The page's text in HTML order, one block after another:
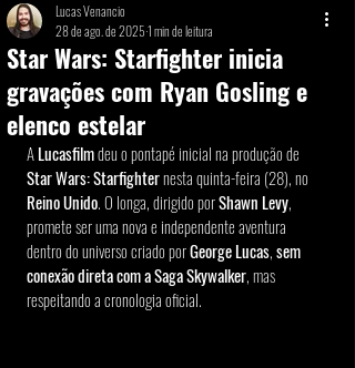
Star Wars: Starfighter inicia
gravações com Ryan Gosling e
elenco estelar
Lucas Venancio
28 de ago. de 20251 min de leitura
A Lucasfilm deu o pontapé inicial na produção de
Star Wars: Starfighter nesta quinta-feira (28), no
Reino Unido. O longa, dirigido por Shawn Levy,
promete ser uma nova e independente aventura
dentro do universo criado por George Lucas, sem
conexão direta com a Saga Skywalker, mas
respeitando a cronologia oficial.